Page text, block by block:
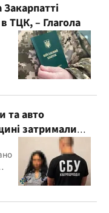
ТЦК, – Глагола
та авто
затримали